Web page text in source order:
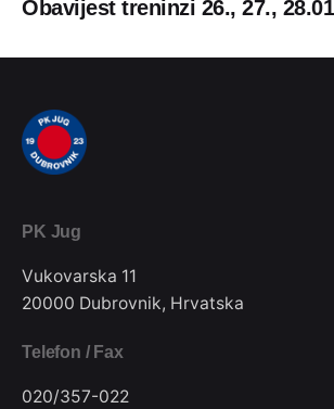
Obavijest treninzi 26., 27.,
PK Jug
Vukovarska 11
20000 Dubrovnik, Hrvatska
Telefon / Fax
020/357-022